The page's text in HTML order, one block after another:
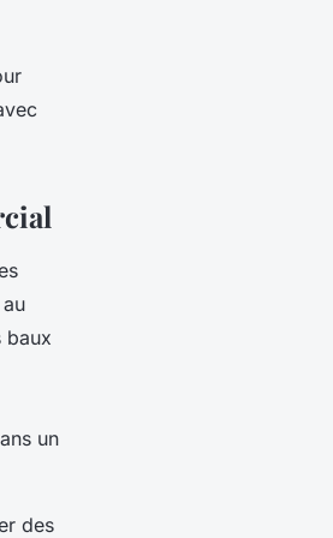
baux
un
des